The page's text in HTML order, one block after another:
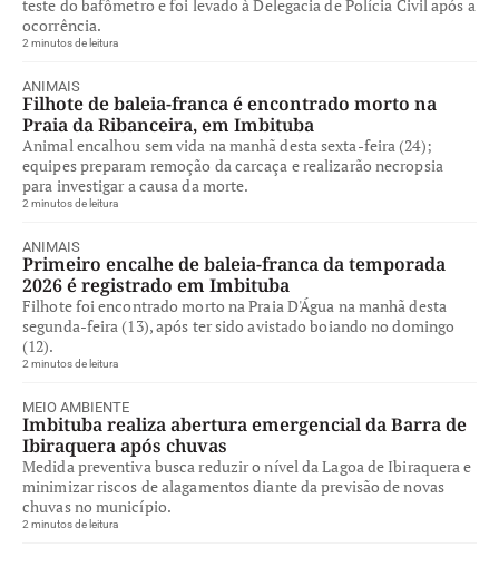
teste do bafômetro e foi levado à Delegacia de Polícia Civil após a
ocorrência.
2 minutos de leitura
ANIMAIS
Filhote de baleia-franca é encontrado morto na
Praia da Ribanceira, em Imbituba
Animal encalhou sem vida na manhã desta sexta-feira (24);
equipes preparam remoção da carcaça e realizarão necropsia
para investigar a causa da morte.
2 minutos de leitura
ANIMAIS
Primeiro encalhe de baleia-franca da temporada
2026 é registrado em Imbituba
Filhote foi encontrado morto na Praia D'Água na manhã desta
segunda-feira (13), após ter sido avistado boiando no domingo
(12).
2 minutos de leitura
MEIO AMBIENTE
Imbituba realiza abertura emergencial da Barra de
Ibiraquera após chuvas
Medida preventiva busca reduzir o nível da Lagoa de Ibiraquera e
minimizar riscos de alagamentos diante da previsão de novas
chuvas no município.
2 minutos de leitura